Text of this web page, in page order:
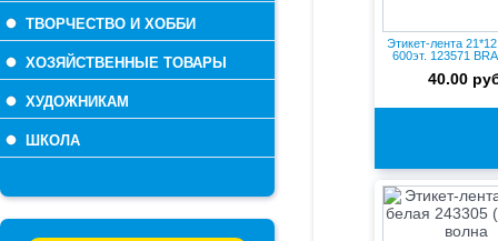
ТВОРЧЕСТВО И ХОББИ
ХОЗЯЙСТВЕННЫЕ ТОВАРЫ
ХУДОЖНИКАМ
ШКОЛА
Этикет-лента
600эт. 123571
40.00